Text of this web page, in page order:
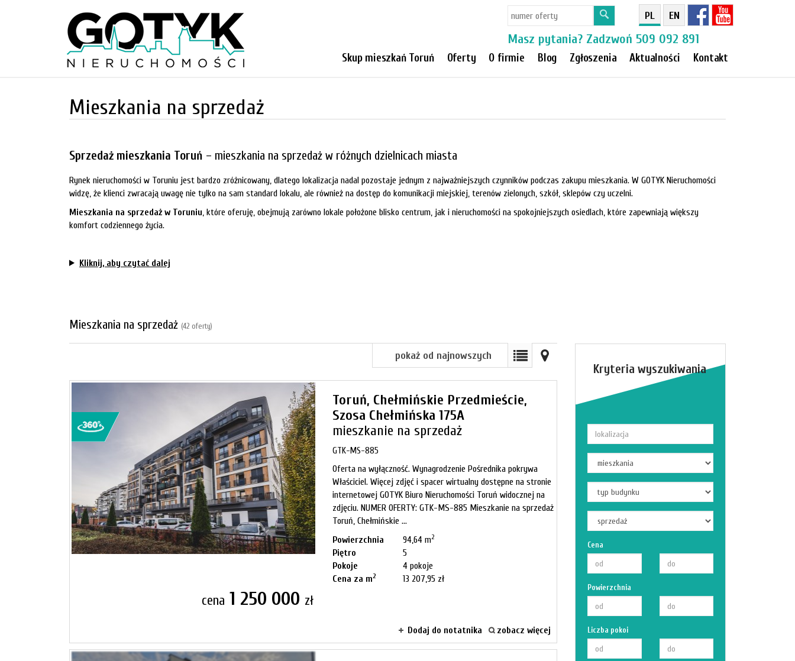
PL EN
Masz pytania? Zadzwoń 509 092 891
Skup mieszkań Toruń Oferty O firmie Blog Zgłoszenia Aktualności Kontakt
Mieszkania na sprzedaż
Sprzedaż mieszkania Toruń – mieszkania na sprzedaż w różnych dzielnicach miasta
Rynek nieruchomości w Toruniu jest bardzo zróżnicowany, dlatego lokalizacja nadal pozostaje jednym z najważniejszych czynników podczas zakupu mieszkania. W GOTYK Nieruchomości
widzę, że klienci zwracają uwagę nie tylko na sam standard lokalu, ale również na dostęp do komunikacji miejskiej, terenów zielonych, szkół, sklepów czy uczelni.
Mieszkania na sprzedaż w Toruniu, które oferuję, obejmują zarówno lokale położone blisko centrum, jak i nieruchomości na spokojniejszych osiedlach, które zapewniają większy
komfort codziennego życia.
Kliknij, aby czytać dalej
Mieszkania na sprzedaż (42 oferty)
pokaż od najnowszych
Toruń, Chełmińskie Przedmieście,
Szosa Chełmińska 175A
mieszkanie na sprzedaż
GTK-MS-885
Oferta na wyłączność. Wynagrodzenie Pośrednika pokrywa
Właściciel. Więcej zdjęć i spacer wirtualny dostępne na stronie
internetowej GOTYK Biuro Nieruchomości Toruń widocznej na
zdjęciu. NUMER OFERTY: GTK-MS-885 Mieszkanie na sprzedaż
Toruń, Chełmińskie ...
Powierzchnia
94,64 m2
Piętro
5
Pokoje
4 pokoje
Cena za m2 13 207,95 zł
cena 1 250 000 zł
Dodaj do notatnika zobacz więcej
Kryteria wyszukiwania
Cena
Powierzchnia
Liczba pokoi